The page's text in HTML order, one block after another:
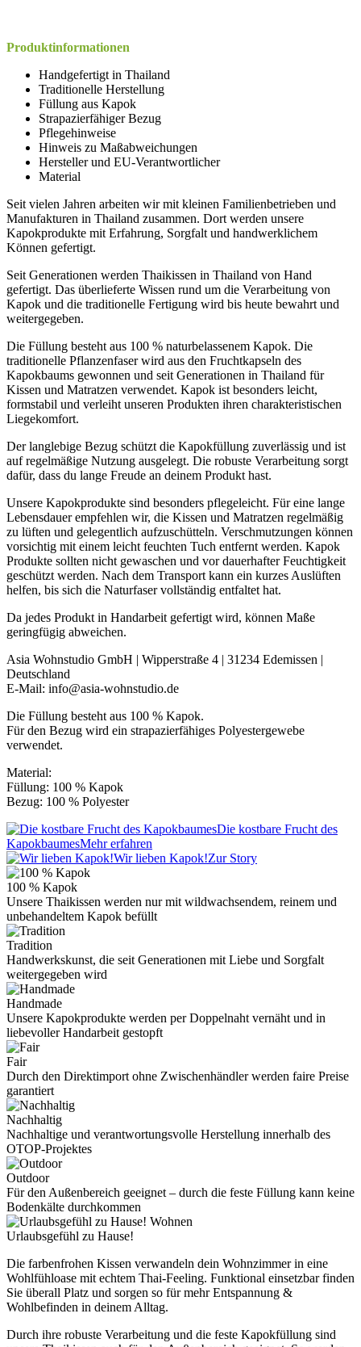
Produktinformationen
Handgefertigt in Thailand
Traditionelle Herstellung
Füllung aus Kapok
Strapazierfähiger Bezug
Pflegehinweise
Hinweis zu Maßabweichungen
Hersteller und EU-Verantwortlicher
Material
Seit vielen Jahren arbeiten wir mit kleinen Familienbetrieben und
Manufakturen in Thailand zusammen. Dort werden unsere
Kapokprodukte mit Erfahrung, Sorgfalt und handwerklichem
Können gefertigt.
Seit Generationen werden Thaikissen in Thailand von Hand
gefertigt. Das überlieferte Wissen rund um die Verarbeitung von
Kapok und die traditionelle Fertigung wird bis heute bewahrt und
weitergegeben.
Die Füllung besteht aus 100 % naturbelassenem Kapok. Die
traditionelle Pflanzenfaser wird aus den Fruchtkapseln des
Kapokbaums gewonnen und seit Generationen in Thailand für
Kissen und Matratzen verwendet. Kapok ist besonders leicht,
formstabil und verleiht unseren Produkten ihren charakteristischen
Liegekomfort.
Der langlebige Bezug schützt die Kapokfüllung zuverlässig und ist
auf regelmäßige Nutzung ausgelegt. Die robuste Verarbeitung sorgt
dafür, dass du lange Freude an deinem Produkt hast.
Unsere Kapokprodukte sind besonders pflegeleicht. Für eine lange
Lebensdauer empfehlen wir, die Kissen und Matratzen regelmäßig
zu lüften und gelegentlich aufzuschütteln. Verschmutzungen können
vorsichtig mit einem leicht feuchten Tuch entfernt werden. Kapok
Produkte sollten nicht gewaschen und vor dauerhafter Feuchtigkeit
geschützt werden. Nach dem Transport kann ein kurzes Auslüften
helfen, bis sich die Naturfaser vollständig entfaltet hat.
Da jedes Produkt in Handarbeit gefertigt wird, können Maße
geringfügig abweichen.
Asia Wohnstudio GmbH | Wipperstraße 4 | 31234 Edemissen |
Deutschland
E-Mail: info@asia-wohnstudio.de
Die Füllung besteht aus 100 % Kapok.
Für den Bezug wird ein strapazierfähiges Polyestergewebe
verwendet.
Material:
Füllung: 100 % Kapok
Bezug: 100 % Polyester
Die kostbare Frucht des
KapokbaumesMehr erfahren
Wir lieben Kapok!Zur Story
100 % Kapok
Unsere Thaikissen werden nur mit wildwachsendem, reinem und
unbehandeltem Kapok befüllt
Tradition
Handwerkskunst, die seit Generationen mit Liebe und Sorgfalt
weitergegeben wird
Handmade
Unsere Kapokprodukte werden per Doppelnaht vernäht und in
liebevoller Handarbeit gestopft
Fair
Durch den Direktimport ohne Zwischenhändler werden faire Preise
garantiert
Nachhaltig
Nachhaltige und verantwortungsvolle Herstellung innerhalb des
OTOP-Projektes
Outdoor
Für den Außenbereich geeignet – durch die feste Füllung kann keine
Bodenkälte durchkommen
Wohnen
Urlaubsgefühl zu Hause!
Die farbenfrohen Kissen verwandeln dein Wohnzimmer in eine
Wohlfühloase mit echtem Thai-Feeling. Funktional einsetzbar finden
Sie überall Platz und sorgen so für mehr Entspannung &
Wohlbefinden in deinem Alltag.
Durch ihre robuste Verarbeitung und die feste Kapokfüllung sind